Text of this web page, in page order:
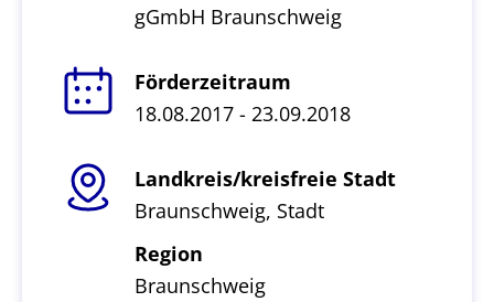
gGmbH Braunschweig
Förderzeitraum
18.08.2017 - 23.09.2018
Landkreis/kreisfreie Stadt
Braunschweig, Stadt
Region
Braunschweig